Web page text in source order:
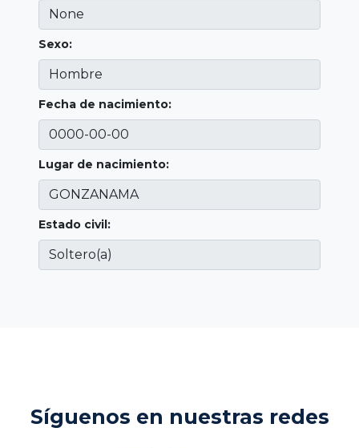
Sexo:
Fecha de nacimiento:
Lugar de nacimiento:
Estado civil:
Síguenos en nuestras redes